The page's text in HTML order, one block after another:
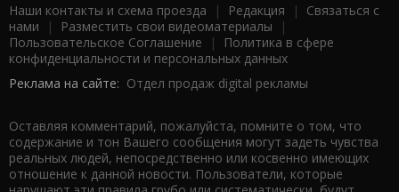
Наши контакты и схема проезда | Редакция | Связаться с
нами | Разместить свои видеоматериалы |
Пользовательское Соглашение |
Политика в сфере
конфиденциальности и персональных данных
Реклама на сайте: Отдел продаж digital рекламы
Оставляя комментарий, пожалуйста, помните о том, что
содержание и тон Вашего сообщения могут задеть чувства
реальных людей, непосредственно или косвенно имеющих
отношение к данной новости. Пользователи, которые